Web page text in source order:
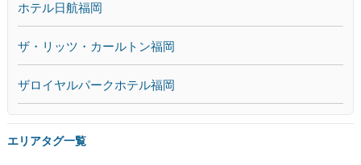
ホテル日航福岡
ザ・リッツ・カールトン福岡
ザロイヤルパークホテル福岡
エリアタグ一覧